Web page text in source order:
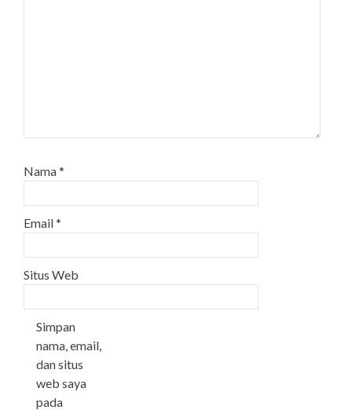
Nama*
Email*
Situs Web
Simpan
nama, email,
dan situs
web saya
pada